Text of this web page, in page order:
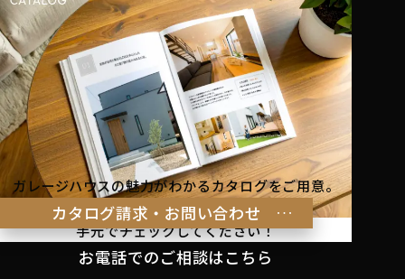
カタログ請求・お問い合わせ
ガレージハウスの魅力がわかるカタログをご用意。
理想の暮らしのヒントを
手元でチェックしてください！
お電話でのご相談はこちら